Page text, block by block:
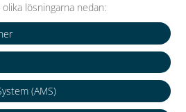
lösningarna nedan:
(AMS)